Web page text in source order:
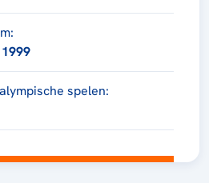
spelen: